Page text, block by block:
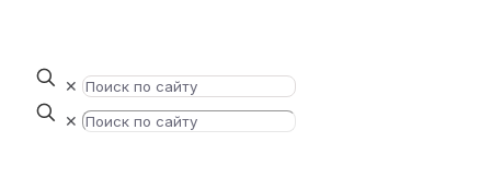
✕
✕